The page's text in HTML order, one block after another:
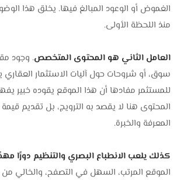
الغموض أو الوعود المبالغ فيها. يخلق هذا
منذ اللحظة الأولى.
العامل الثاني هو المحتوى المتخصص. وجود
سوق، أو شروحات حول آليات الاستثمار
للمستثمر مفادها أن هذا الموقع يقوده خبير
المحتوى هنا لا يقصد به الترويج، بل تقديم
المعرفة والخبرة.
كذلك يلعب الانطباع البصري والتنظيم دورًا
الموقع المرتب، السهل في التصفح، والخالي